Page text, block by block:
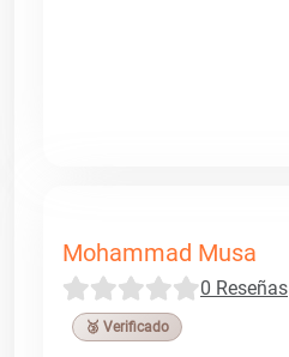
Mohammad Musa
0 Reseñas
🥉 Verificado